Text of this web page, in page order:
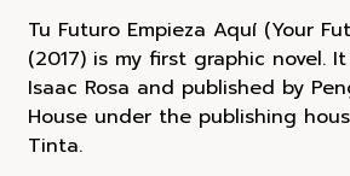
Tu Futuro Empieza Aquí (Your
(2017) is my first graphic novel.
Isaac Rosa and published by
House under the publishing
Tinta.